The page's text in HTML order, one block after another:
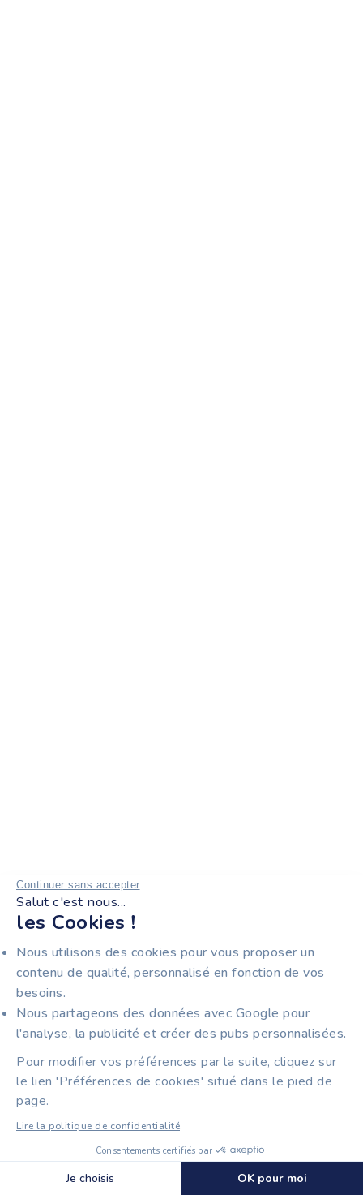
Continuer sans accepter
Salut c'est nous...
les Cookies !
Nous utilisons des cookies pour vous proposer un
contenu de qualité, personnalisé en fonction de vos
besoins.
Nous partageons des données avec Google pour
l'analyse, la publicité et créer des pubs personnalisées.
Pour modifier vos préférences par la suite, cliquez sur
le lien 'Préférences de cookies' situé dans le pied de
page.
Lire la politique de confidentialité
Consentements certifiés par
Je choisis OK pour moi
🍪 Cookies